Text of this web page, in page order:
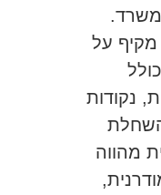
על
נקודות
מהווה